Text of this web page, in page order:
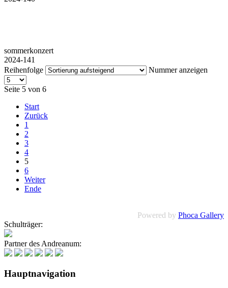
sommerkonzert
2024-141
Reihenfolge
Nummer anzeigen
Seite 5 von 6
Start
Zurück
1
2
3
4
5
6
Weiter
Ende
Powered by Phoca Gallery
Schulträger:
Partner des Andreanum:
Hauptnavigation